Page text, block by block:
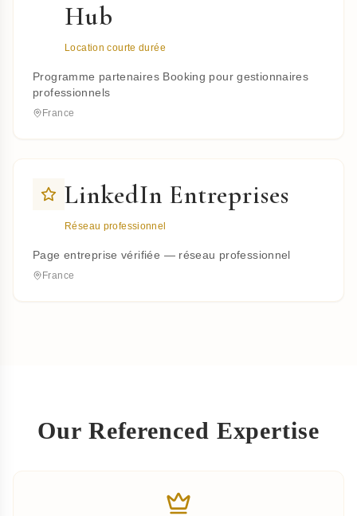
Hub
Location courte durée
Programme partenaires Booking pour gestionnaires
professionnels
France
LinkedIn Entreprises
Réseau professionnel
Page entreprise vérifiée — réseau professionnel
France
Our Referenced Expertise